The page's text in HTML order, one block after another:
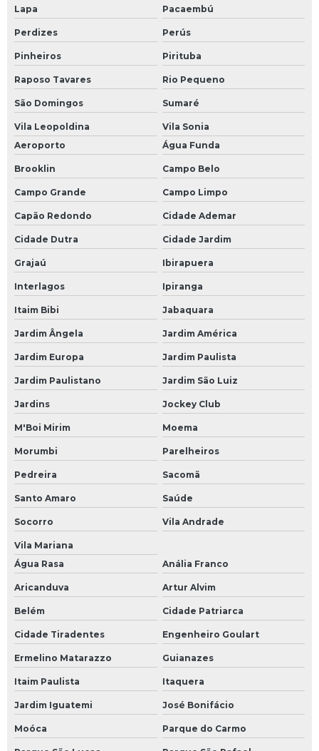
Lapa Pacaembú
Perdizes Perús
Pinheiros Pirituba
Raposo Tavares Rio Pequeno
São Domingos Sumaré
Vila Leopoldina
Vila Sonia
Aeroporto
Água Funda
Brooklin Campo Belo
Campo Grande Campo Limpo
Capão Redondo Cidade Ademar
Cidade Dutra Cidade Jardim
Grajaú Ibirapuera
Interlagos Ipiranga
Itaim Bibi Jabaquara
Jardim Ângela Jardim América
Jardim Europa Jardim Paulista
Jardim Paulistano Jardim São Luiz
Jardins Jockey Club
M'Boi Mirim Moema
Morumbi Parelheiros
Pedreira Sacomã
Santo Amaro Saúde
Socorro Vila Andrade
Vila Mariana
Água Rasa
Anália Franco
Aricanduva Artur Alvim
Belém Cidade Patriarca
Cidade Tiradentes Engenheiro Goulart
Ermelino Matarazzo Guianazes
Itaim Paulista Itaquera
Jardim Iguatemi José Bonifácio
Moóca Parque do Carmo